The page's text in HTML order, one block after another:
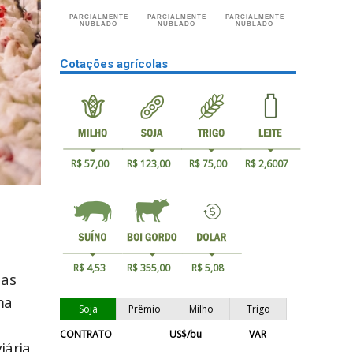
PARCIALMENTE
NUBLADO
PARCIALMENTE
NUBLADO
PARCIALMENTE
NUBLADO
Cotações agrícolas
R$ 57,00 R$ 123,00 R$ 75,00 R$ 2,6007
R$ 4,53 R$ 355,00 R$ 5,08
Soja Prêmio Milho
Trigo
CONTRATO
US$/bu
VAR